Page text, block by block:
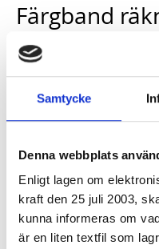
Samtycke
Denna webbplats
Enligt lagen om
kraft den 25 juli 2003,
kunna informeras om
är en liten textfil som
Färgband
1Artikel
118,15 kr